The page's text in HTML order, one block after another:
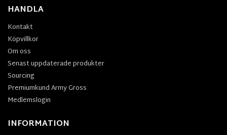
HANDLA
Kontakt
Köpvillkor
Om oss
Senast uppdaterade produkter
Sourcing
Premiumkund Army Gross
Medlemslogin
INFORMATION